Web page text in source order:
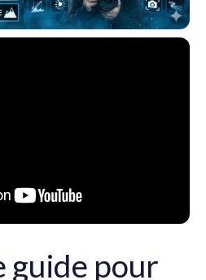
guide pour